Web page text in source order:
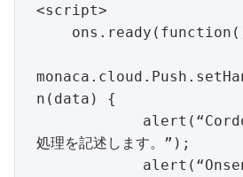
<script>
n(data) {
処理を記述します。”);